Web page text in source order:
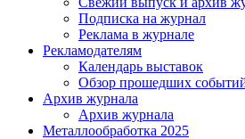
Подписка на журнал
Реклама в журнале
Рекламодателям
Календарь выставок
Обзор прошедших
Архив журнала
Архив журнала
Металлообработка 2025